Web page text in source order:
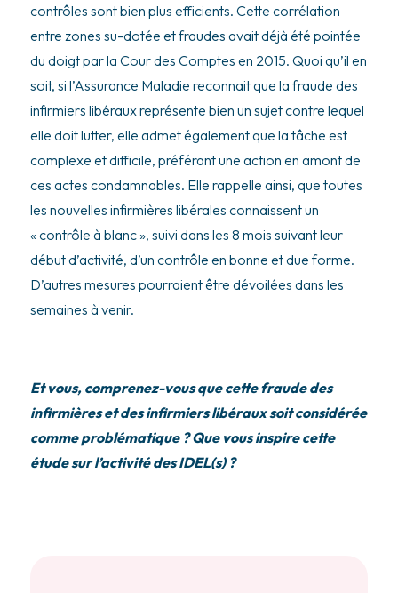
contrôles sont bien plus efficients. Cette corrélation
entre zones su-dotée et fraudes avait déjà été pointée
du doigt par la Cour des Comptes en 2015. Quoi qu’il en
soit, si l’Assurance Maladie reconnait que la fraude des
infirmiers libéraux représente bien un sujet contre lequel
elle doit lutter, elle admet également que la tâche est
complexe et difficile, préférant une action en amont de
ces actes condamnables. Elle rappelle ainsi, que toutes
les nouvelles infirmières libérales connaissent un
« contrôle à blanc », suivi dans les 8 mois suivant leur
début d’activité, d’un contrôle en bonne et due forme.
D’autres mesures pourraient être dévoilées dans les
semaines à venir.
Et vous, comprenez-vous que cette fraude des
infirmières et des infirmiers libéraux soit considérée
comme problématique ? Que vous inspire cette
étude sur l’activité des IDEL(s) ?